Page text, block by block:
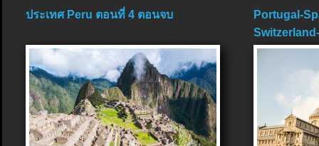
ประเทศ Peru ตอนที่ 4 ตอนจบ
Portugal-